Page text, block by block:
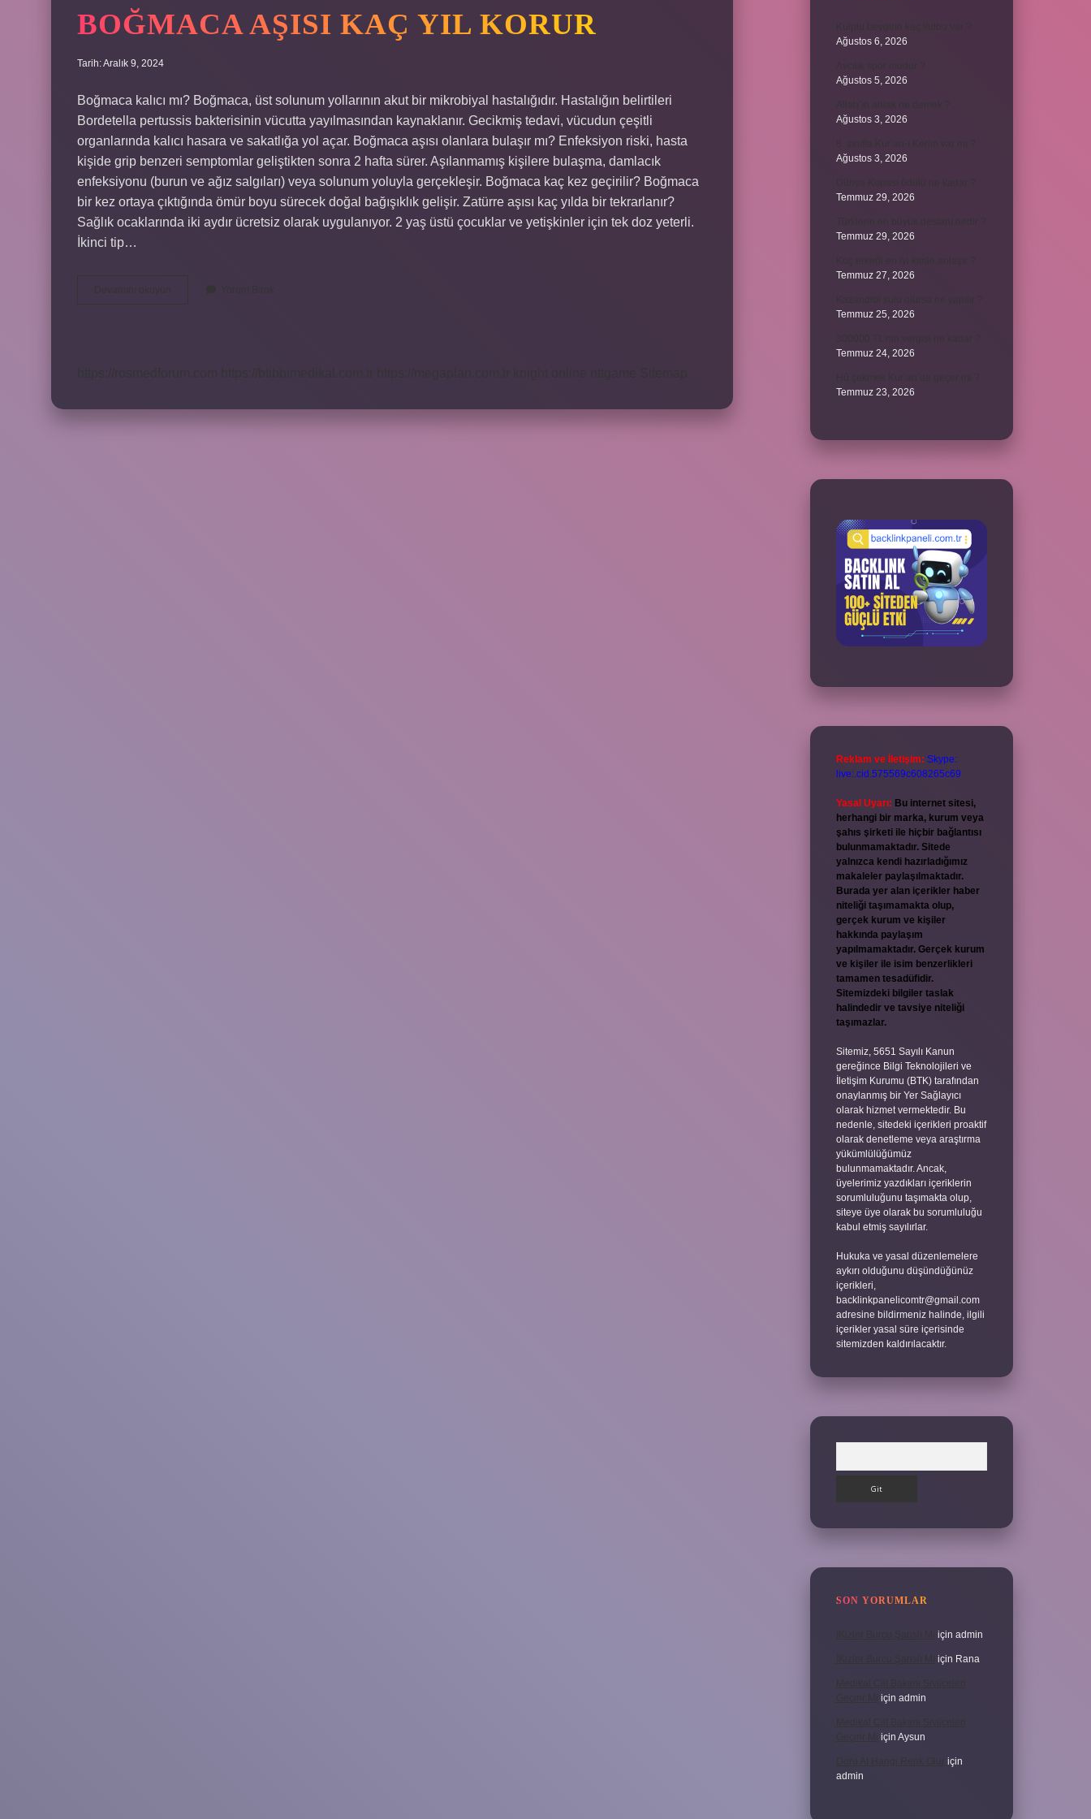
BOĞMACA AŞISI KAÇ YIL KORUR
Tarih: Aralık 9, 2024
Boğmaca kalıcı mı? Boğmaca, üst solunum yollarının akut bir mikrobiyal hastalığıdır. Hastalığın belirtileri
Bordetella pertussis bakterisinin vücutta yayılmasından kaynaklanır. Gecikmiş tedavi, vücudun çeşitli
organlarında kalıcı hasara ve sakatlığa yol açar. Boğmaca aşısı olanlara bulaşır mı? Enfeksiyon riski, hasta
kişide grip benzeri semptomlar geliştikten sonra 2 hafta sürer. Aşılanmamış kişilere bulaşma, damlacık
enfeksiyonu (burun ve ağız salgıları) veya solunum yoluyla gerçekleşir. Boğmaca kaç kez geçirilir? Boğmaca
bir kez ortaya çıktığında ömür boyu sürecek doğal bağışıklık gelişir. Zatürre aşısı kaç yılda bir tekrarlanır?
Sağlık ocaklarında iki aydır ücretsiz olarak uygulanıyor. 2 yaş üstü çocuklar ve yetişkinler için tek doz yeterli.
İkinci tip…
Ağustos 6, 2026
Ağustos 5, 2026
Ağustos 3, 2026
Ağustos 3, 2026
Temmuz 29, 2026
Temmuz 29, 2026
Temmuz 27, 2026
Temmuz 25, 2026
Temmuz 24, 2026
Temmuz 23, 2026
Reklam ve İletişim: Skype:
live:.cid.575569c608265c69
Yasal Uyarı: Bu internet sitesi,
herhangi bir marka, kurum veya
şahıs şirketi ile hiçbir bağlantısı
bulunmamaktadır. Sitede
yalnızca kendi hazırladığımız
makaleler paylaşılmaktadır.
Burada yer alan içerikler haber
niteliği taşımamakta olup,
gerçek kurum ve kişiler
hakkında paylaşım
yapılmamaktadır. Gerçek kurum
ve kişiler ile isim benzerlikleri
tamamen tesadüfidir.
Sitemizdeki bilgiler taslak
halindedir ve tavsiye niteliği
taşımazlar.
Sitemiz, 5651 Sayılı Kanun
gereğince Bilgi Teknolojileri ve
İletişim Kurumu (BTK) tarafından
onaylanmış bir Yer Sağlayıcı
olarak hizmet vermektedir. Bu
nedenle, sitedeki içerikleri proaktif
olarak denetleme veya araştırma
yükümlülüğümüz
bulunmamaktadır. Ancak,
üyelerimiz yazdıkları içeriklerin
sorumluluğunu taşımakta olup,
siteye üye olarak bu sorumluluğu
kabul etmiş sayılırlar.
Hukuka ve yasal düzenlemelere
aykırı olduğunu düşündüğünüz
içerikleri,
backlinkpanelicomtr@gmail.com
adresine bildirmeniz halinde, ilgili
içerikler yasal süre içerisinde
sitemizden kaldırılacaktır.
SON YORUMLAR
İKizler Burcu Şanslı Mı için admin
İKizler Burcu Şanslı Mı için Rana
Medikal Cilt Bakımı Sivilceleri
Geçirir Mi için admin
Medikal Cilt Bakımı Sivilceleri
Geçirir Mi için Aysun
Doru At Hangi Renk Olur için
admin